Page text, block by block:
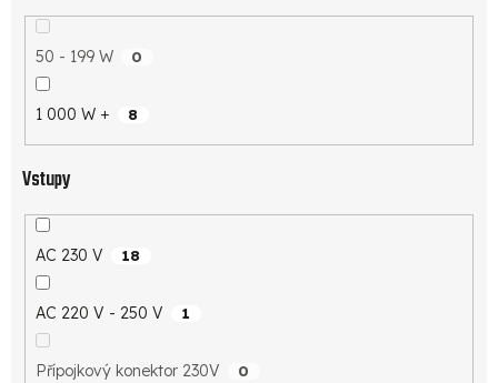
50 - 199 W 0
1 000 W + 8
Vstupy
AC 230 V 18
AC 220 V - 250 V 1
Přípojkový konektor 230V 0